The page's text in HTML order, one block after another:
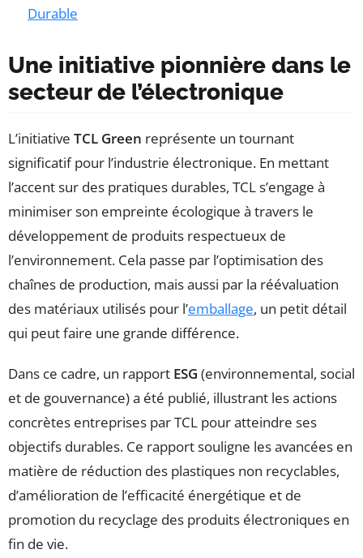
Durable
Une initiative pionnière dans le
secteur de l’électronique
L’initiative TCL Green représente un tournant
significatif pour l’industrie électronique. En mettant
l’accent sur des pratiques durables, TCL s’engage à
minimiser son empreinte écologique à travers le
développement de produits respectueux de
l’environnement. Cela passe par l’optimisation des
chaînes de production, mais aussi par la réévaluation
des matériaux utilisés pour l’emballage, un petit détail
qui peut faire une grande différence.
Dans ce cadre, un rapport ESG (environnemental, social
et de gouvernance) a été publié, illustrant les actions
concrètes entreprises par TCL pour atteindre ses
objectifs durables. Ce rapport souligne les avancées en
matière de réduction des plastiques non recyclables,
d’amélioration de l’efficacité énergétique et de
promotion du recyclage des produits électroniques en
fin de vie.